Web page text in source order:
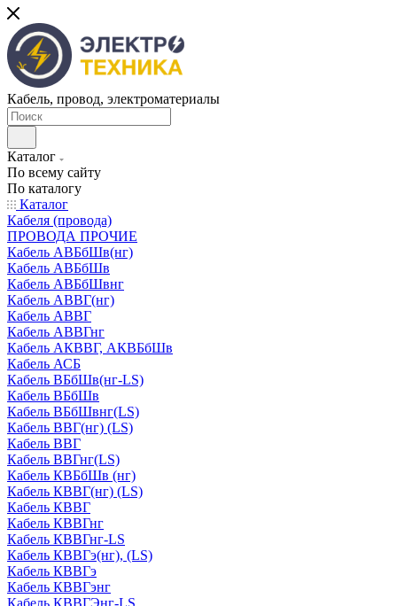
Кабель, провод, электроматериалы
Каталог
По всему сайту
По каталогу
Каталог
Кабеля (провода)
ПРОВОДА ПРОЧИЕ
Кабель АВБбШв(нг)
Кабель АВБбШв
Кабель АВБбШвнг
Кабель АВВГ(нг)
Кабель АВВГ
Кабель АВВГнг
Кабель АКВВГ, АКВБбШв
Кабель АСБ
Кабель ВБбШв(нг-LS)
Кабель ВБбШв
Кабель ВБбШвнг(LS)
Кабель ВВГ(нг) (LS)
Кабель ВВГ
Кабель ВВГнг(LS)
Кабель КВБбШв (нг)
Кабель КВВГ(нг) (LS)
Кабель КВВГ
Кабель КВВГнг
Кабель КВВГнг-LS
Кабель КВВГэ(нг), (LS)
Кабель КВВГэ
Кабель КВВГэнг
Кабель КВВГЭнг-LS